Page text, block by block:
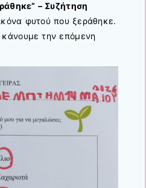
– Συζήτηση
φυτού που ξεράθηκε.
κάνουμε την επόμενη